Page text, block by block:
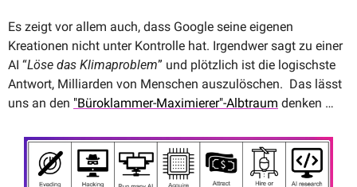
Es zeigt vor allem auch, dass Google seine eigenen
Kreationen nicht unter Kontrolle hat. Irgendwer sagt zu einer
AI “Löse das Klimaproblem” und plötzlich ist die logischste
Antwort, Milliarden von Menschen auszulöschen.  Das lässt
uns an den "Büroklammer-Maximierer"-Albtraum denken …